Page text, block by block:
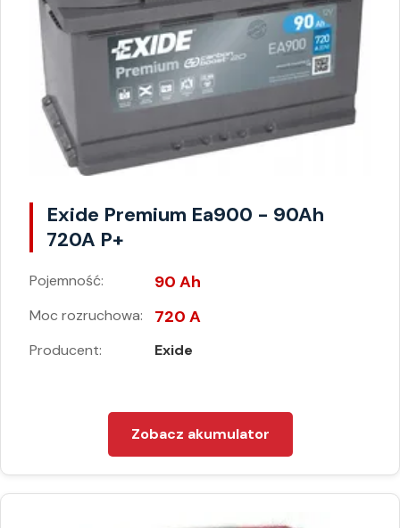
Exide Premium Ea900 - 90Ah
720A P+
Pojemność: 90 Ah
Moc rozruchowa: 720 A
Producent: Exide
Zobacz akumulator